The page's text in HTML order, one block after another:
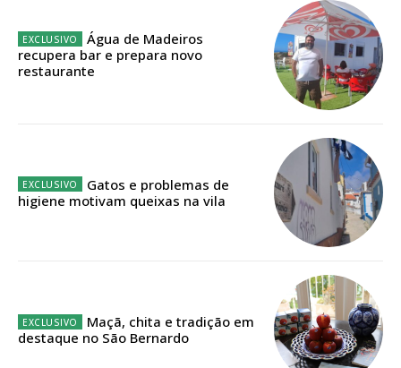
Edição em papel entregue à Quinta-feira em sua
casa
Acesso ao conteúdo online
Acesso aos conteúdos Exclusivos para
16€
Água de Madeiros
recupera bar e prepara novo
restaurante
Gatos e problemas de
higiene motivam queixas na vila
Maçã, chita e tradição em
destaque no São Bernardo